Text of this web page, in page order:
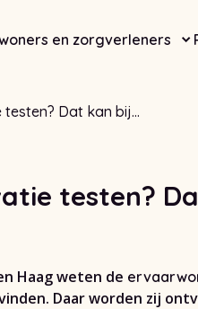
en zorgverleners
Dat kan bij
testen?
Haag weten de
Daar worden zij